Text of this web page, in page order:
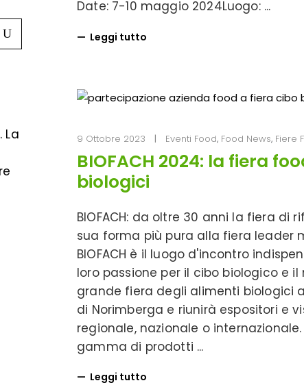
Date: 7-10 maggio 2024Luogo:
Leggi tutto
9 Ottobre 2023 Eventi Food, Food News, Fiere
BIOFACH 2024: la fiera
biologici
BIOFACH: da oltre 30 anni la fiera di
sua forma più pura alla fiera leader
BIOFACH è il luogo d'incontro
loro passione per il cibo biologico e
grande fiera degli alimenti biologici
di Norimberga e riunirà espositori e
regionale, nazionale o
gamma di prodotti
Leggi tutto
. La